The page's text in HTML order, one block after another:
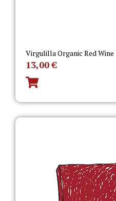
Virgulilla Organic Red Wine
13,00€